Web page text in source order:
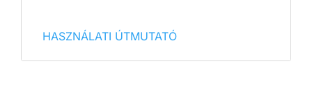
HASZNÁLATI ÚTMUTATÓ